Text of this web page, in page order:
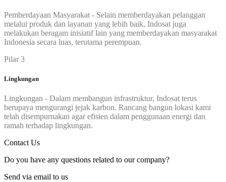
Pemberdayaan Masyarakat - Selain memberdayakan pelanggan
melalui produk dan layanan yang lebih baik, Indosat juga
melakukan beragam inisiatif lain yang memberdayakan masyarakat
Indonesia secara luas, terutama perempuan.
Pilar 3
Lingkungan
Lingkungan - Dalam membangun infrastruktur, Indosat terus
berupaya mengurangi jejak karbon. Rancang bangun lokasi kami
telah disempurnakan agar efisien dalam penggunaan energi dan
ramah terhadap lingkungan.
Contact Us
Do you have any questions related to our company?
Send via email to us